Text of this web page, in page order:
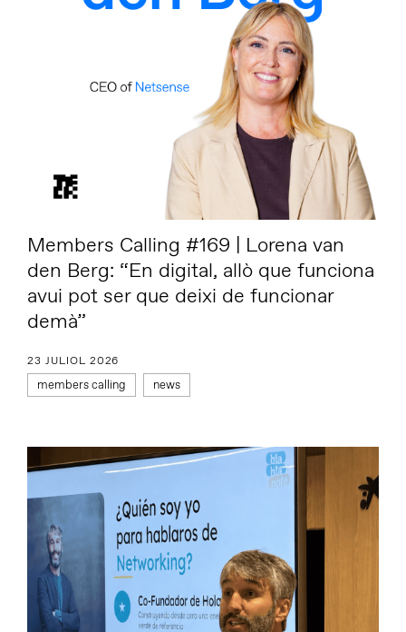
Members Calling #169 | Lorena van
den Berg: “En digital, allò que funciona
avui pot ser que deixi de funcionar
demà”
23 JULIOL 2026
members calling news